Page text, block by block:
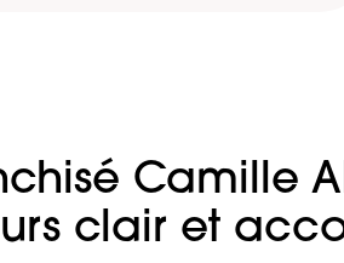
Camille
clair et